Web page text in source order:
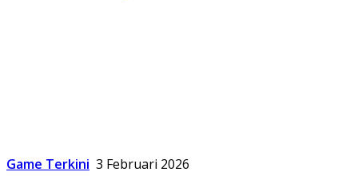
Game Terkini 3 Februari 2026